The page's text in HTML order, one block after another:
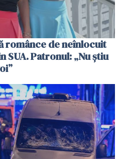
românce de neînlocuit
Patronul: „Nu știu